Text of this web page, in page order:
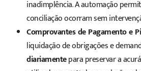
inadimplência. A automação
conciliação ocorram sem
Comprovantes de Pagamento e
liquidação de obrigações e
diariamentepara preservar a